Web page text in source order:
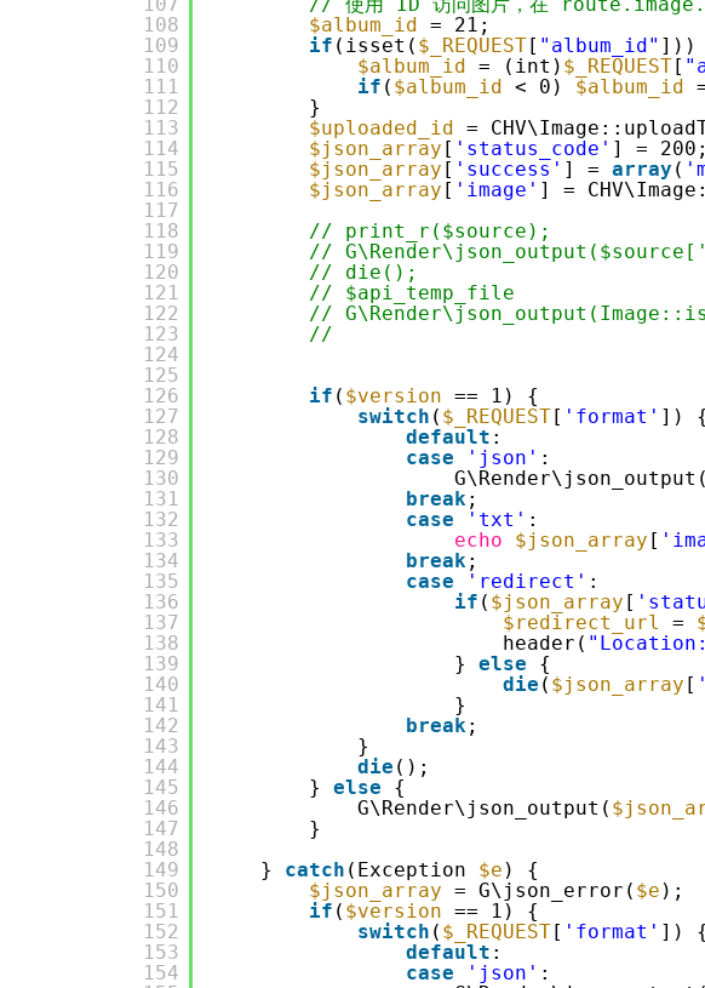
108
109
110
111
112
113
114
115
116
117
118
119
120
121
122
123
124
125
126
127
128
129
130
131
132
133
134
135
136
137
138
139
140
141
142
143
144
145
146
147
148
149
150
151
152
153
154
$album_id = 21;
if (isset( $_REQUEST[ "album_id" ]))
$album_id = (int) $_REQUEST[
if ( $album_id < 0) $album_id
}
$uploaded_id =
$json_array [ 'status_code' ] = 200;
$json_array [ 'success' ] = array (
$json_array [ 'image' ] =
// print_r($source);
//
// die();
// $api_temp_file
//
//
if ( $version == 1) {
switch ( $_REQUEST[ 'format' ]) {
default :
case
'json' :
G\Render\json_output(
break;
case
'txt' :
echo
$json_array [
break;
case
'redirect' :
if ( $json_array [
$redirect_url
=
header(
} else
{
die ( $json_array [
}
break;
}
die ();
} else
{
G\Render\json_output(
}
} catch (Exception $e ) {
$json_array = G\json_error( $e );
if ( $version == 1) {
switch ( $_REQUEST[ 'format' ]) {
default :
case
'json' :